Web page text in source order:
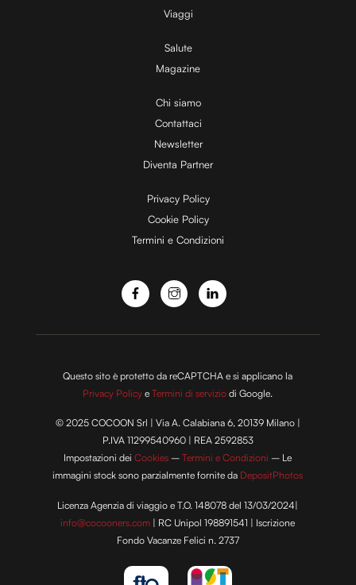
Viaggi
Salute
Magazine
Chi siamo
Contattaci
Newsletter
Diventa Partner
Privacy Policy
Cookie Policy
Termini e Condizioni
Questo sito è protetto da reCAPTCHA e si applicano la
Privacy Policy eTermini di servizio di Google.
© 2025 COCOON Srl | Via A. Calabiana 6, 20139 Milano |
P.IVA 11299540960 | REA 2592853
Impostazioni deiCookies –Termini e Condizioni – Le
immagini stock sono parzialmente fornite da DepositPhotos
Licenza Agenzia di viaggio e T.O. 148078 del 13/03/2024|
info@cocooners.com | RC Unipol 198891541 | Iscrizione
Fondo Vacanze Felici n. 2737